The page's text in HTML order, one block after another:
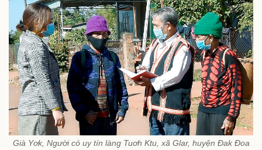
Già Yơk, Người có uy tín làng Tuơh Ktu, xã Glar, huyện Đak Đoa